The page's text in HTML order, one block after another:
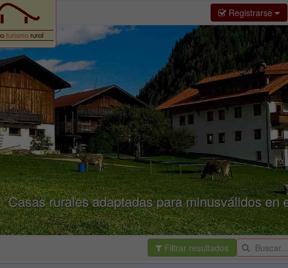
Registrarse
Casas rurales adaptadas para minusválidos en
Filtrar resultados